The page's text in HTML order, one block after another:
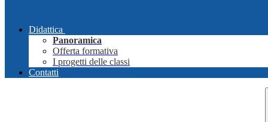
Didattica
Panoramica
Offerta formativa
I progetti delle classi
Contatti